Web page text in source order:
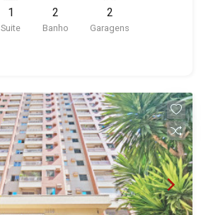
| Ribeirão Preto.
1
Suite
2
Banho
2
Garagens